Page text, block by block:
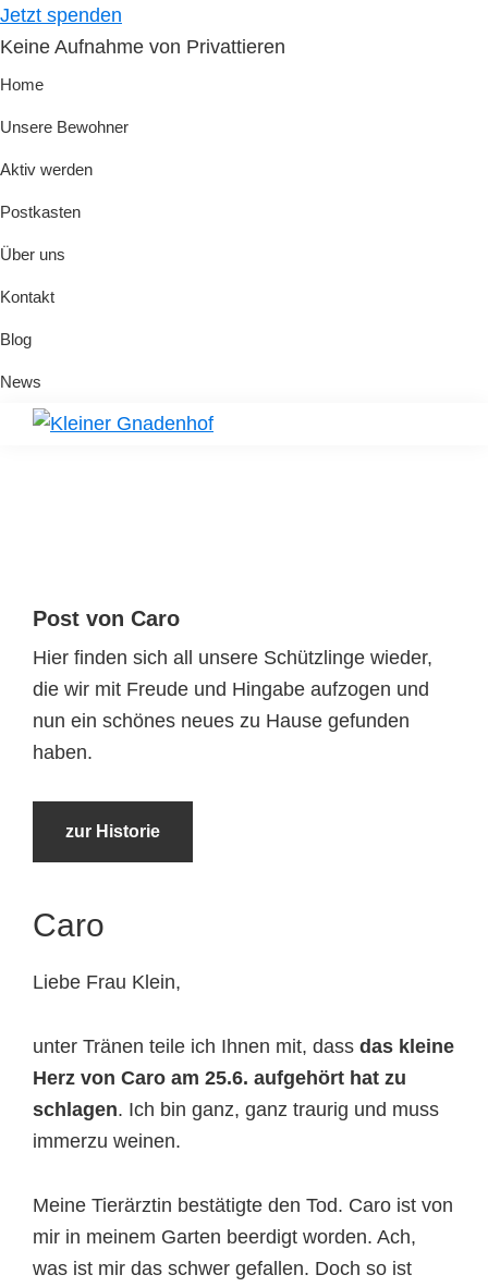
Skip
to
primary
Skip
to
main
Jetzt spenden
Keine Aufnahme von Privattieren
Home
Unsere Bewohner
Aktiv werden
Postkasten
Über uns
Kontakt
Blog
News
Post von Caro
Hier finden sich all unsere Schützlinge wieder,
die wir mit Freude und Hingabe aufzogen und
nun ein schönes neues zu Hause gefunden
haben.
zur Historie
Caro
Liebe Frau Klein,
unter Tränen teile ich Ihnen mit, dass das kleine
Herz von Caro am 25.6. aufgehört hat zu
schlagen. Ich bin ganz, ganz traurig und muss
immerzu weinen.
Meine Tierärztin bestätigte den Tod. Caro ist von
mir in meinem Garten beerdigt worden. Ach,
was ist mir das schwer gefallen. Doch so ist